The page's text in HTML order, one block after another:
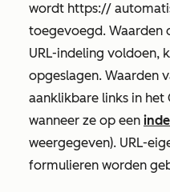
wordt https://
toegevoegd. Waarden
URL-indeling voldoen,
opgeslagen. Waarden
aanklikbare links in het
wanneer ze op een
weergegeven). URL-
formulieren worden